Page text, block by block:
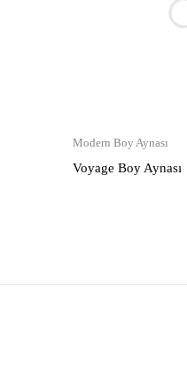
Modern Boy Aynası
Voyage Boy Aynası